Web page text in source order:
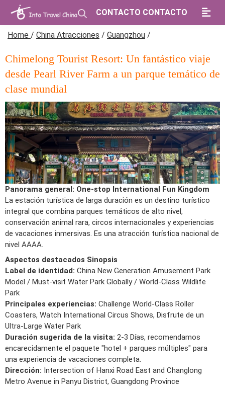
CONTACTO CONTACTO
Home / China Atracciones / Guangzhou /
Chimelong Tourist Resort: Un fantástico viaje
desde Pearl River Farm a un parque temático de
clase mundial
Panorama general: One-stop International Fun Kingdom
La estación turística de larga duración es un destino turístico
integral que combina parques temáticos de alto nivel,
conservación animal rara, circos internacionales y experiencias
de vacaciones inmersivas. Es una atracción turística nacional de
nivel AAAA.
Aspectos destacados Sinopsis
Label de identidad: China New Generation Amusement Park
Model / Must-visit Water Park Globally / World-Class Wildlife
Park
Principales experiencias: Challenge World-Class Roller
Coasters, Watch International Circus Shows, Disfrute de un
Ultra-Large Water Park
Duración sugerida de la visita: 2-3 Días, recomendamos
encarecidamente el paquete "hotel + parques múltiples" para
una experiencia de vacaciones completa.
Dirección: Intersection of Hanxi Road East and Changlong
Metro Avenue in Panyu District, Guangdong Province